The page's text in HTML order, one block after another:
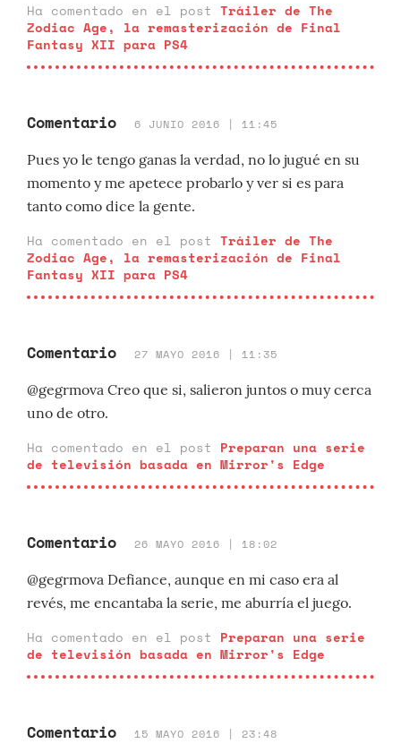
Ha comentado en el post Tráiler de The
Zodiac Age, la remasterización de Final
Fantasy XII para PS4
Comentario 6 JUNIO 2016 | 11:45
Pues yo le tengo ganas la verdad, no lo jugué en su
momento y me apetece probarlo y ver si es para
tanto como dice la gente.
Ha comentado en el post Tráiler de The
Zodiac Age, la remasterización de Final
Fantasy XII para PS4
Comentario 27 MAYO 2016 | 11:35
@gegrmova Creo que si, salieron juntos o muy cerca
uno de otro.
Ha comentado en el post Preparan una serie
de televisión basada en Mirror's Edge
Comentario 26 MAYO 2016 | 18:02
@gegrmova Defiance, aunque en mi caso era al
revés, me encantaba la serie, me aburría el juego.
Ha comentado en el post Preparan una serie
de televisión basada en Mirror's Edge
Comentario 15 MAYO 2016 | 23:48